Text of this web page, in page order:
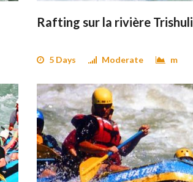
Rafting sur la rivière Trishuli
5 Days Moderate m